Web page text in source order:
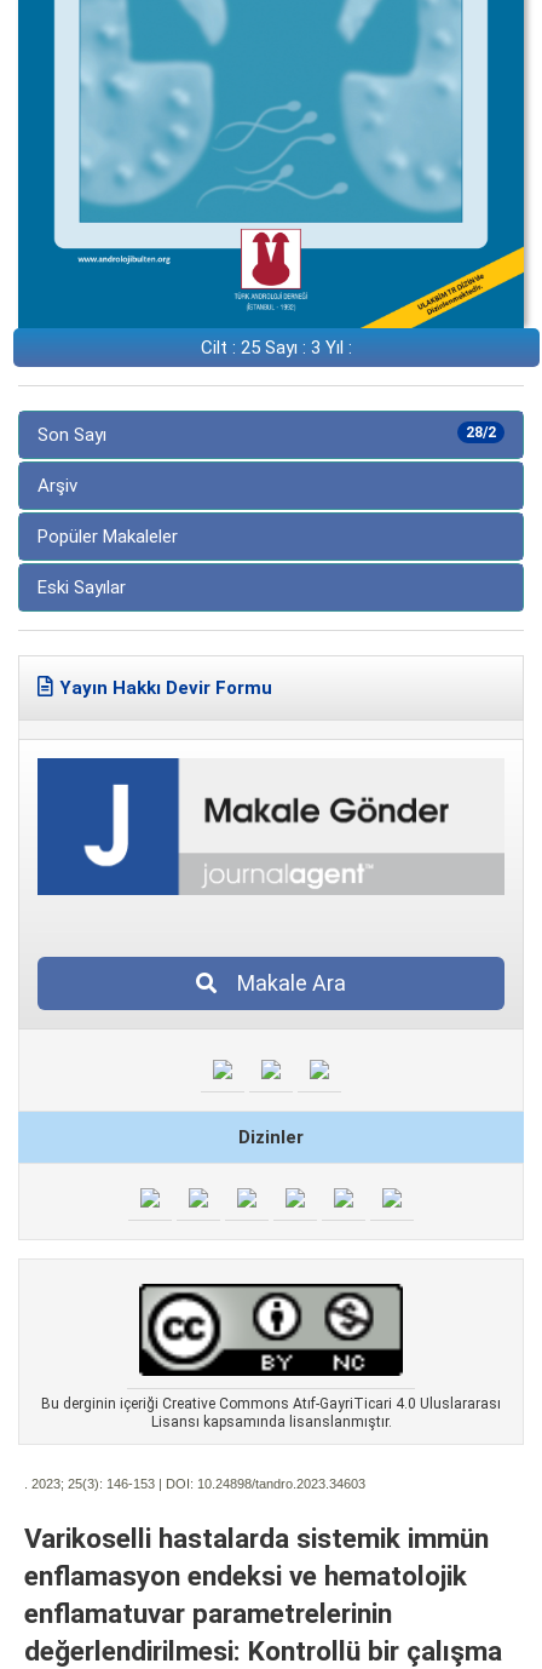
Cilt : 25 Sayı : 3 Yıl :
28/2
Son Sayı
Arşiv
Popüler Makaleler
Eski Sayılar
Yayın Hakkı Devir Formu
Makale Ara
Dizinler
Bu derginin içeriği Creative Commons Atıf-GayriTicari 4.0 Uluslararası
Lisansı kapsamında lisanslanmıştır.
. 2023; 25(3): 146-153 | DOI: 10.24898/tandro.2023.34603
Varikoselli hastalarda sistemik immün
enflamasyon endeksi ve hematolojik
enflamatuvar parametrelerinin
değerlendirilmesi: Kontrollü bir çalışma